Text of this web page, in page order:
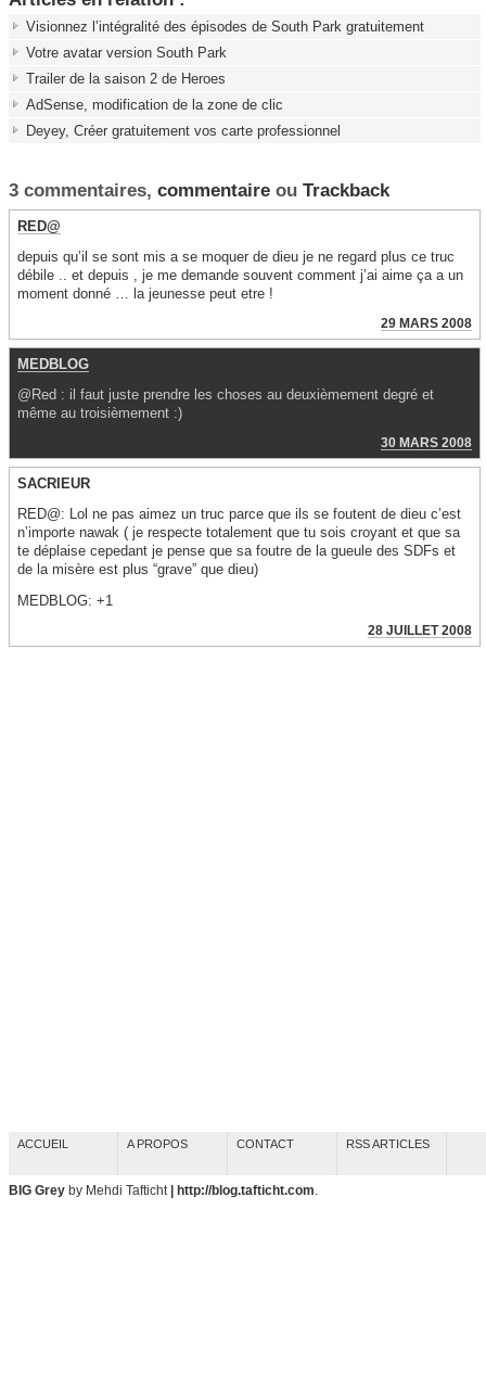
Visionnez l’intégralité des épisodes de South Park gratuitement
Votre avatar version South Park
Trailer de la saison 2 de Heroes
AdSense, modification de la zone de clic
Deyey, Créer gratuitement vos carte professionnel
3 commentaires, commentaireou Trackback
RED@
depuis qu’il se sont mis a se moquer de dieu je ne regard plus ce truc
débile .. et depuis , je me demande souvent comment j’ai aime ça a un
moment donné … la jeunesse peut etre !
29 MARS 2008
MEDBLOG
@Red : il faut juste prendre les choses au deuxièmement degré et
même au troisièmement :)
30 MARS 2008
SACRIEUR
RED@: Lol ne pas aimez un truc parce que ils se foutent de dieu c’est
n’importe nawak ( je respecte totalement que tu sois croyant et que sa
te déplaise cepedant je pense que sa foutre de la gueule des SDFs et
de la misère est plus “grave” que dieu)
MEDBLOG: +1
28 JUILLET 2008
ACCUEIL A PROPOS CONTACT RSS ARTICLES
BIG Grey by Mehdi Tafticht | http://blog.tafticht.com.